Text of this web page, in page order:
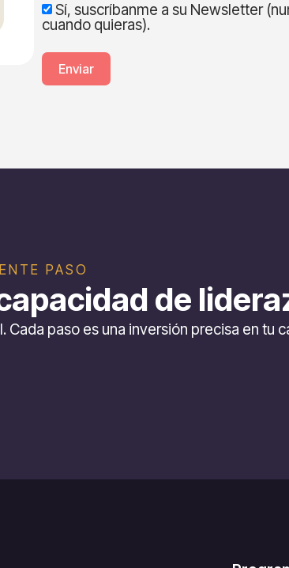
Sí, suscríbanme a su Newsletter
cuando quieras).
Enviar
PASO
de
paso es una inversión precisa en tu